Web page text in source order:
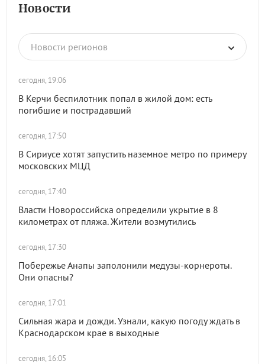
Новости
Новости регионов
сегодня, 19:06
В Керчи беспилотник попал в жилой дом: есть
погибшие и пострадавший
сегодня, 17:50
В Сириусе хотят запустить наземное метро по примеру
московских МЦД
сегодня, 17:40
Власти Новороссийска определили укрытие в 8
километрах от пляжа. Жители возмутились
сегодня, 17:30
Побережье Анапы заполонили медузы-корнероты.
Они опасны?
сегодня, 17:01
Сильная жара и дожди. Узнали, какую погоду ждать в
Краснодарском крае в выходные
сегодня, 16:05